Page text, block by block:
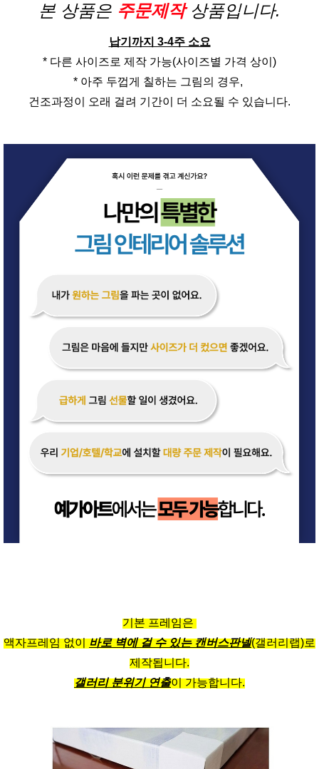
본 상품은 주문제작 상품입니다.
납기까지 3-4주 소요
* 다른 사이즈로 제작 가능(사이즈별 가격 상이)
* 아주 두껍게 칠하는 그림의 경우,
건조과정이 오래 걸려 기간이 더 소요될 수 있습니다.
기본 프레임은
액자프레임 없이 바로 벽에 걸 수 있는 캔버스판넬(갤러리랩)로
제작됩니다.
갤러리 분위기 연출이 가능합니다.